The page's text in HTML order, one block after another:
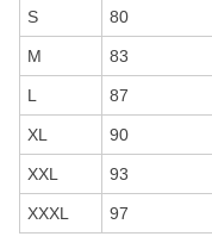
S 80
M 83
L 87
XL 90
XXL 93
XXXL 97